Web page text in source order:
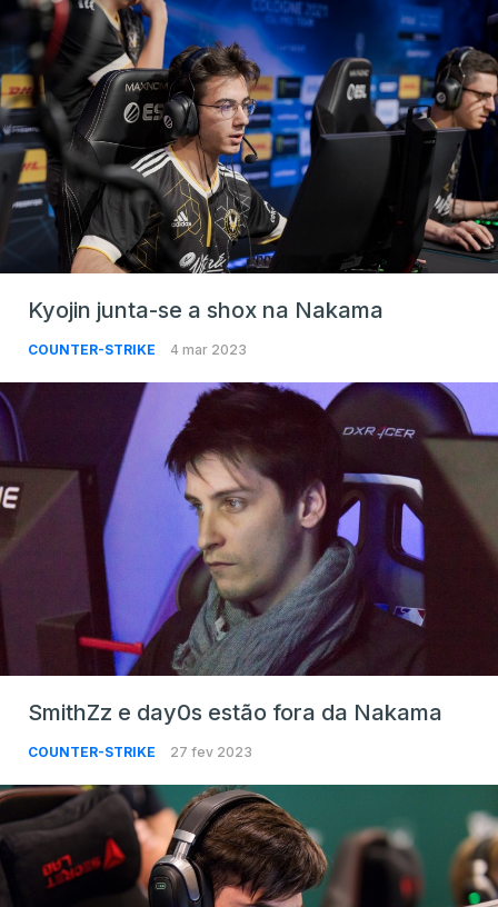
Kyojin junta-se a shox na Nakama
COUNTER-STRIKE 4 mar 2023
SmithZz e day0s estão fora da Nakama
COUNTER-STRIKE 27 fev 2023